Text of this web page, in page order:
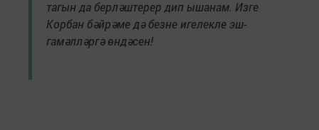
тагын да берләштерер дип ышанам. Изге
Корбан бәйрәме дә безне игелекле эш-
гамәлләргә өндәсен!